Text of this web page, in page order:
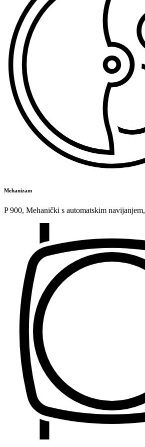
Mehanizam
P 900, Mehanički s automatskim navijanjem,